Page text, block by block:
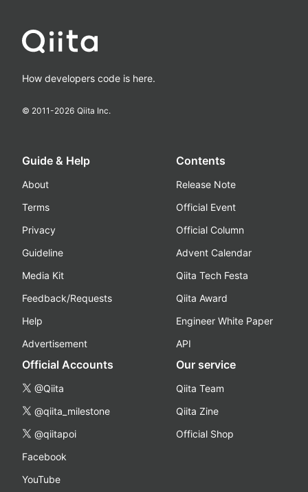
How developers code is here.
© 2011-2026 Qiita Inc.
Guide & Help
About
Terms
Privacy
Guideline
Media Kit
Feedback/Requests
Help
Advertisement
Contents
Release Note
Official Event
Official Column
Advent Calendar
Qiita Tech Festa
Qiita Award
Engineer White Paper
API
Official Accounts
@Qiita
@qiita_milestone
@qiitapoi
Facebook
YouTube
Our service
Qiita Team
Qiita Zine
Official Shop